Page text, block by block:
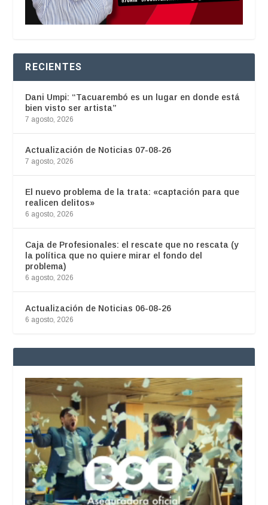
RECIENTES
Dani Umpi: “Tacuarembó es un lugar en donde está
bien visto ser artista”
7 agosto, 2026
Actualización de Noticias 07-08-26
7 agosto, 2026
El nuevo problema de la trata: «captación para que
realicen delitos»
6 agosto, 2026
Caja de Profesionales: el rescate que no rescata (y
la política que no quiere mirar el fondo del
problema)
6 agosto, 2026
Actualización de Noticias 06-08-26
6 agosto, 2026